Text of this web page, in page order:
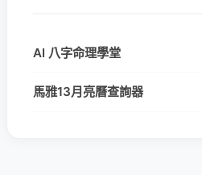
AI 八字命理學堂
馬雅13月亮曆查詢器